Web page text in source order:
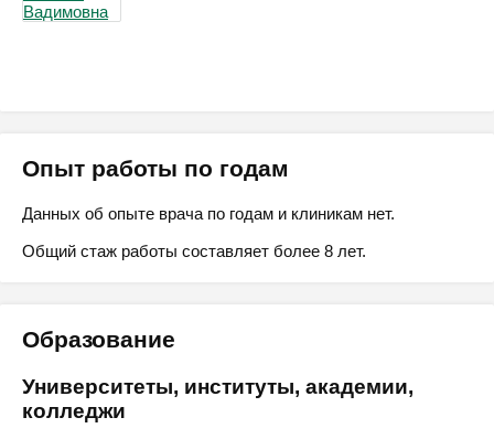
Опыт работы по годам
Данных об опыте врача по годам и клиникам нет.
Общий стаж работы составляет более 8 лет.
Образование
Университеты, институты, академии,
колледжи